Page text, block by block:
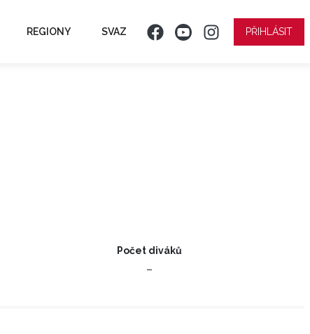
REGIONY SVAZ PŘIHLÁSIT
Počet diváků
–